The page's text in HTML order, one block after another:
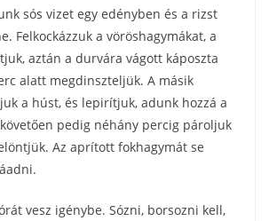
sós vizet egy edényben és a rizst
Felkockázzuk a vöröshagymákat, a
aztán a durvára vágott káposzta
alatt megdinszteljük. A másik
a húst, és lepirítjuk, adunk hozzá a
pedig néhány percig pároljuk
Az aprított fokhagymát se
vesz igénybe. Sózni, borsozni kell,